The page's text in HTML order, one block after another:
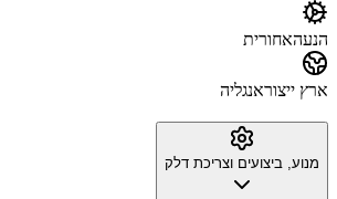
הנעהאחורית
ארץ ייצוראנגליה
מנוע, ביצועים וצריכת דלק